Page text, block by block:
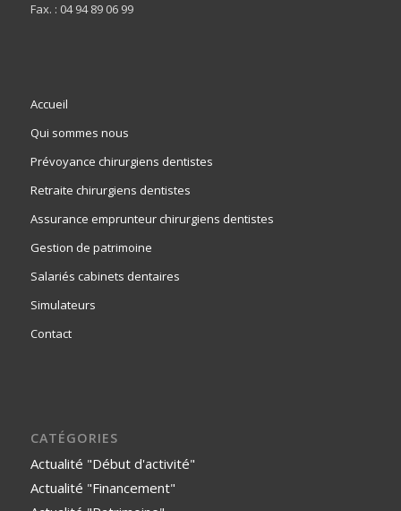
Fax. : 04 94 89 06 99
Accueil
Qui sommes nous
Prévoyance chirurgiens dentistes
Retraite chirurgiens dentistes
Assurance emprunteur chirurgiens dentistes
Gestion de patrimoine
Salariés cabinets dentaires
Simulateurs
Contact
CATÉGORIES
Actualité "Début d'activité"
Actualité "Financement"